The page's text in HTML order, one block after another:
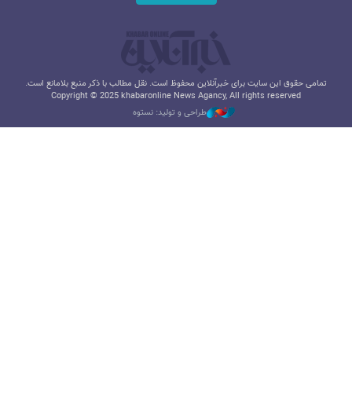
تمامی حقوق این سایت برای خبرآنلاین محفوظ است. نقل مطالب با ذکر منبع بلامانع است.
Copyright © 2025 khabaronline News Agancy, All rights reserved
طراحی و تولید: نستوه